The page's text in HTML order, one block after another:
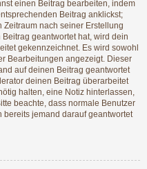
einen Beitrag bearbeiten, indem
Beitrag anklickst;
nach seiner Erstellung
geantwortet hat, wird dein
gekennzeichnet. Es wird sowohl
Bearbeitungen angezeigt. Dieser
auf deinen Beitrag geantwortet
deinen Beitrag überarbeitet
halten, eine Notiz hinterlassen,
beachte, dass normale Benutzer
jemand darauf geantwortet